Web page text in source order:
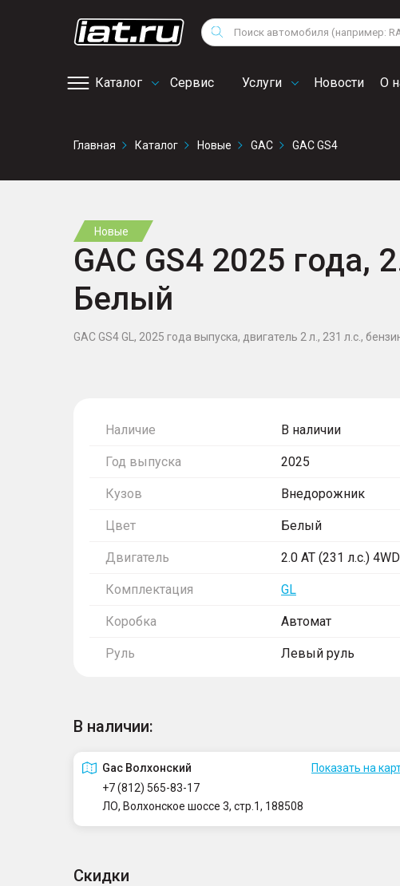
Поиск
Каталог Сервис
сервис
Услуги Новости О
Снегоходы
Квадроциклы
Audi
Главная Каталог Новые GAC GAC GS4
Новые
GAC GS4 2025 года,
Белый
GAC GS4 GL, 2025 года выпуска, двигатель 2 л., 231 л.с.,
Наличие В наличии
Год выпуска 2025
Кузов Внедорожник
Цвет Белый
Двигатель 2.0 AT (231 л.с.) 4WD
Комплектация GL
Коробка Автомат
Руль Левый руль
В наличии:
Gac Волхонский
Показать на
+7 (812) 565-83-17
ЛО, Волхонское шоссе 3, стр.1, 188508
Скидки